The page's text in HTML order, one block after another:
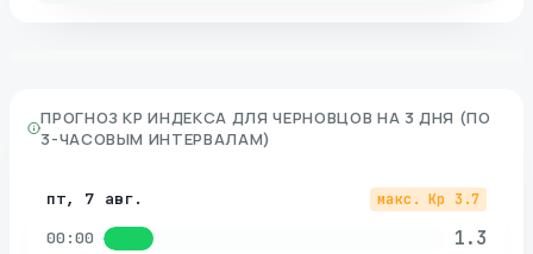
ПРОГНОЗ KP ИНДЕКСА ДЛЯ ЧЕРНОВЦОВ НА 3 ДНЯ (ПО
3-ЧАСОВЫМ ИНТЕРВАЛАМ)
пт, 7 авг. макс. Kp 3.7
00:00 1.3